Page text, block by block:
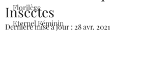
Florilège
Eternel Féminin
Insectes
Dernière mise à jour : 28 avr. 2021